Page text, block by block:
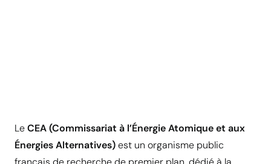
LeCEA (Commissariat à l’Énergie Atomique et aux
Énergies Alternatives)est un organisme public